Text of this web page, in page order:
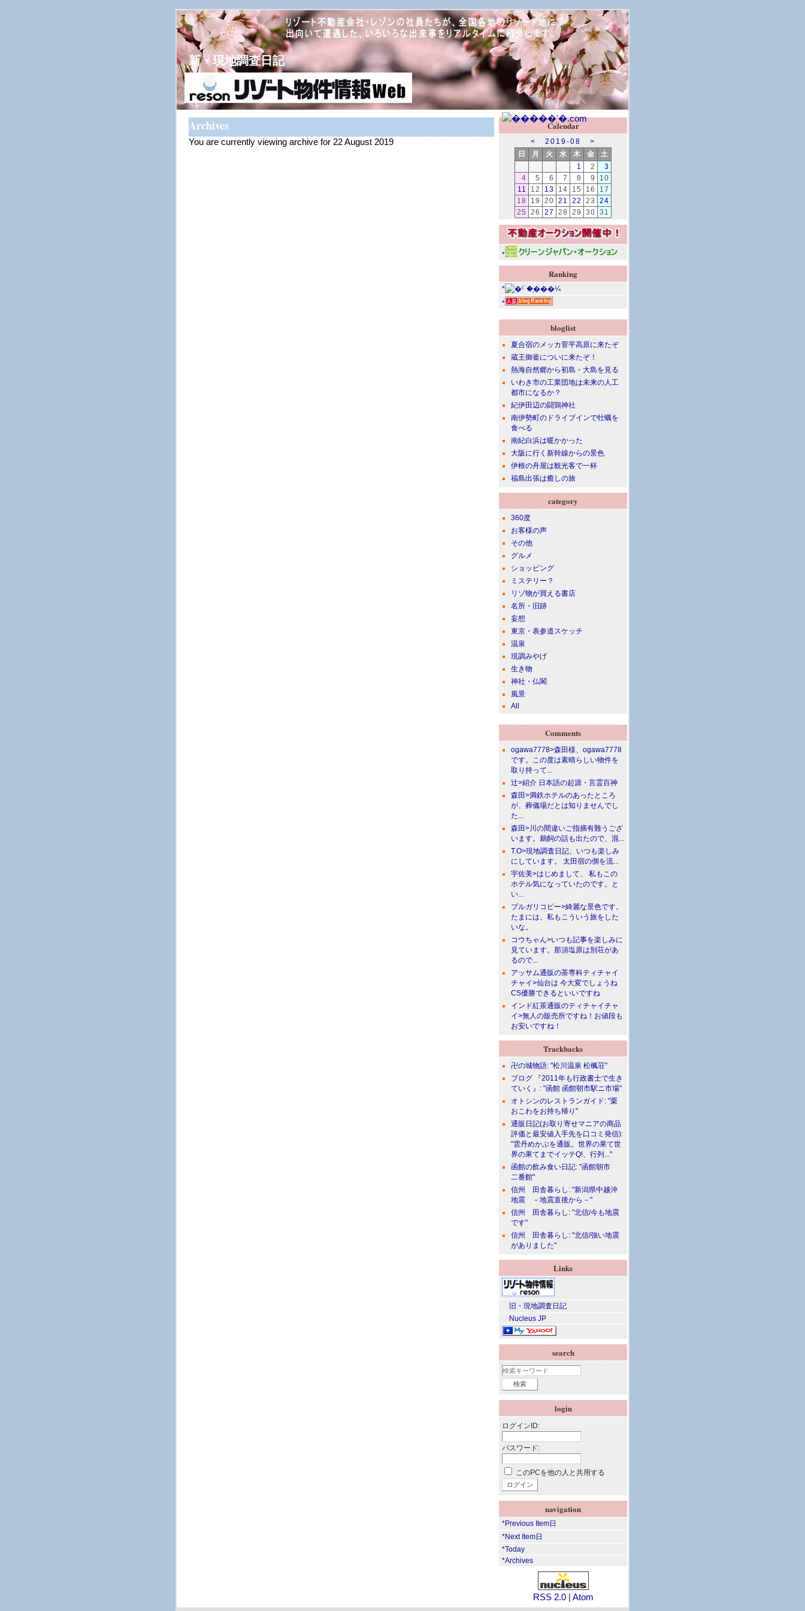
新・現地調査日記
Archives
You are currently viewing archive for 22 August 2019
Calendar
< 2019-08
>
日
月 火 水 木 金
土
1
2
3
4
5 6 7 8 9
10
11
12 13 14 15 16
17
18
19 20 21 22 23
24
25
26 27 28 29 30 31
*
Ranking
*
*
bloglist
夏合宿のメッカ菅平高原に来たぞ
蔵王御釜についに来たぞ！
熱海自然郷から初島・大島を見る
いわき市の工業団地は未来の人工
都市になるか？
紀伊田辺の闘鶏神社
南伊勢町のドライブインで牡蠣を
食べる
南紀白浜は暖かかった
大阪に行く新幹線からの景色
伊根の舟屋は観光客で一杯
福島出張は癒しの旅
category
360度
お客様の声
その他
グルメ
ショッピング
ミステリー？
リゾ物が買える書店
名所・旧跡
妄想
東京・表参道スケッチ
温泉
現調みやげ
生き物
神社・仏閣
風景
All
Comments
ogawa7778>森田様、ogawa7778
です。この度は素晴らしい物件を
取り持って...
辻>紹介 日本語の起源・言霊百神
森田>満鉄ホテルのあったところ
が、葬儀場だとは知りませんでし
た...
森田>川の間違いご指摘有難うござ
います。鵜飼の話も出たので、混...
T.O>現地調査日記、いつも楽しみ
にしています。 太田宿の側を流...
宇佐美>はじめまして、 私もこの
ホテル気になっていたのです。と
い...
ブルガリコピー>綺麗な景色です。
たまには、私もこういう旅をした
いな。
コウちゃん>いつも記事を楽しみに
見ています。那須塩原は別荘があ
るので...
アッサム通販の茶専科ティチャイ
チャイ>仙台は 今大変でしょうね
CS優勝できるといいですね
インド紅茶通販のティチャイチャ
イ>無人の販売所ですね！お値段も
お安いですね！
Trackbacks
卍の城物語: "松川温泉 松楓荘"
ブログ 『2011年も行政書士で生き
ていく』: "函館 函館朝市駅ニ市場"
オトシンのレストランガイド: "栗
おこわをお持ち帰り"
通販日記(お取り寄せマニアの商品
評価と最安値入手先を口コミ発信):
"雲丹めかぶを通販。世界の果て世
界の果てまでイッテQ!、行列..."
函館の飲み食い日記: "函館朝市
二番館"
信州 田舎暮らし: "新潟県中越沖
地震 －地震直後から－"
信州 田舎暮らし: "北信/今も地震
です"
信州 田舎暮らし: "北信/強い地震
がありました"
Links
旧・現地調査日記
Nucleus JP
search
login
ログインID:
パスワード:
このPCを他の人と共用する
navigation
*Previous Item日
*Next Item日
*Today
*Archives
RSS 2.0| Atom